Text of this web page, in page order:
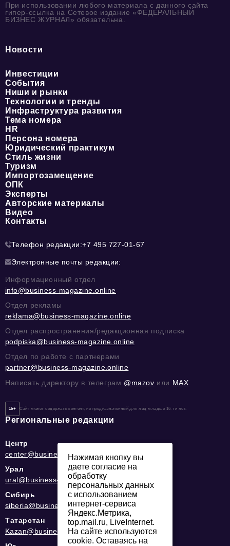
При использовании любого материала с данного сайта
гипер-ссылка на Сетевое издание «ФЕДЕРАЛЬНЫЙ
БИЗНЕС ЖУРНАЛ» обязательна.
Новости
Инвестиции
События
Ниши и рынки
Технологии и тренды
Инфраструктура развития
Тема номера
HR
Персона номера
Юридический практикум
Стиль жизни
Туризм
Импортозамещение
ОПК
Эксперты
Авторские материалы
Видео
Контакты
Телефон редакции:+7 495 727-01-67
Электронные почты редакции:
Информационный отдел
info@business-magazine.online
Отдел рекламы
reklama@business-magazine.online
Отдел распространения/редакционная подписка
podpiska@business-magazine.online
Отдел по работе с партнерами
partner@business-magazine.online
Написать директору в телеграм @mazov или MAX
16+ Сайт может содержать контент, не предназначенный для лиц младше 16-ти лет.
Региональные редакции
Центр
center@business-magazine.online
Урал
ural@business-magazine.online
Сибирь
siberia@business-magazine.online
Татарстан
Kazan@business-magazine.online
Нажимая кнопку вы
даете согласие на
обработку
персональных данных
с использованием
интернет-сервиса
Яндекс.Метрика,
top.mail.ru, LiveInternet.
На сайте используются
cookie. Оставаясь на